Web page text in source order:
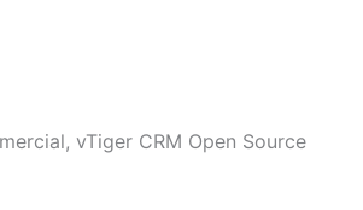
vTiger CRM Open Source